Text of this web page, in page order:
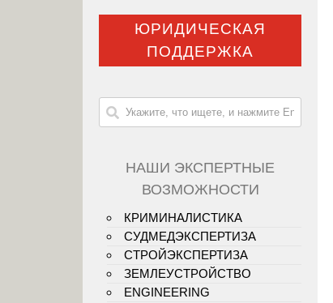
ЮРИДИЧЕСКАЯ
ПОДДЕРЖКА
НАШИ ЭКСПЕРТНЫЕ
ВОЗМОЖНОСТИ
КРИМИНАЛИСТИКА
СУДМЕДЭКСПЕРТИЗА
СТРОЙЭКСПЕРТИЗА
ЗЕМЛЕУСТРОЙСТВО
ENGINEERING